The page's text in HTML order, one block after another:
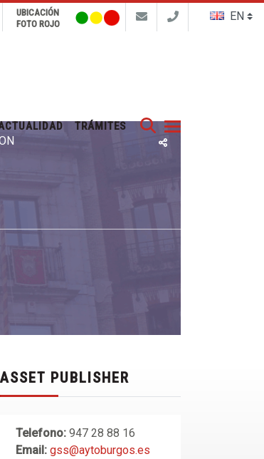
Buscar
UBICACIÓN
FOTO ROJO
TRÁMITES
ASSET PUBLISHER
Telefono: 947 28 88 16
Email: gss@aytoburgos.es